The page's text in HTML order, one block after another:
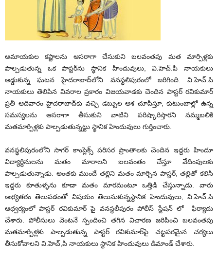
అమాయ‌కుల క‌ష్టాల‌ను ఆసరాగా చేసుకుని బ‌ల‌వంత‌పు మ‌త మార్పిళ్ల‌కు
పాల్ప‌డుతున్న ఒక పాస్ట‌ర్‌ను స్థానిక హిందువులు, వి.హెచ్‌.పి నాయ‌కులు
అడ్డుకున్న ఘ‌ట‌న హైద‌రాబాద్‌లోని వ‌న‌స్థ‌లిపురంలో జ‌రిగింది. వి.హెచ్.‌పి
నాయ‌కులు తెలిపిన వివ‌రాల ప్ర‌కారం విజ‌య‌వాడ‌కు చెందిన పాస్ట‌ర్ ర‌వికుమార్
ప్ర‌తీ ఆదివారం హైద‌రాబాద్‌కు వ‌చ్చి డ‌బ్బుల ఆశ చూపిస్తూ, కుటుంబాల్లో ఉన్న
స‌మ‌స్య‌ల‌ను ఆస‌రాగా తీసుకుని వాటిని ప‌రిష్కారిస్తార‌ని న‌మ్మ‌బ‌లికి
మ‌త‌మార్పిళ్ల‌కు పాల్ప‌డుతున్న‌ట్టు స్థానిక హిందువులు గుర్తించారు.
వ‌న‌స్థ‌లిపురంలోని సాగ‌ర్ కాంప్లెక్స్ ప‌రిస‌ర ప్రాంతాల‌కు చెందిన ఇద్ద‌రు హిందూ
విద్యార్థినుల‌ను మ‌తం మారాల‌ని బ‌ల‌వంతం చేస్తూ వేదింపుల‌కు
పాల్ప‌డుతున్నాడు. అంతకు ముందే తల్లిని మతం మార్చిన పాస్ట‌ర్‌, తల్లితో కలిసి
ఇద్దరు కూతుళ్ళను కూడా మతం మారమంటూ ఒత్తిడి చేస్తున్నాడు. వారు
అభ్య‌త‌రం తెలుపడంతో విష‌యం తెలుసుకున్నస్థానిక‌ హిందువులు, వి.హెచ్‌.పి
ఆధ్వ‌ర్యంలో పాస్ట‌ర్ రవికుమార్ పై వనస్థలీపురం పోలీస్ స్టేషన్ లో ఫిర్యాదు
చేశారు. పోలీసులు వెంట‌నే స్పందించి త‌గిన విచార‌ణ జ‌రిపించి బ‌ల‌వంత‌పు
మ‌త‌మార్పిళ్ల‌కు పాల్ప‌డుతున్న పాస్ట‌ర్ ర‌వికుమార్‌పై చ‌ట్ట‌ప‌ర‌మైన‌ చ‌ర్య‌లు
తీసుకోవాల‌ని వి.హెచ్‌,పి నాయ‌కులు స్థానిక హిందువులు డిమాండ్ చేశారు.